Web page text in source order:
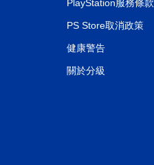
PlayStation服務條款
PS Store取消政策
健康警告
關於分級